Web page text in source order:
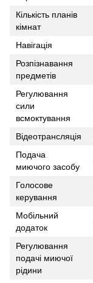
Кількість планів
кімнат
Навігація
Розпізнавання
предметів
Регулювання
сили
всмоктування
Відеотрансляція
Подача
миючого засобу
Голосове
керування
Мобільний
додаток
Регулювання
подачі миючої
рідини